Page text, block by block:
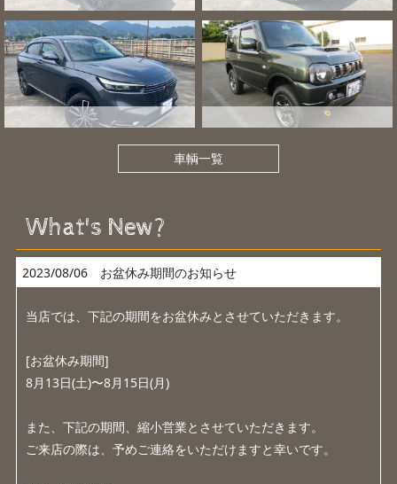
車輌一覧
What's New?
2023/08/06 お盆休み期間のお知らせ
当店では、下記の期間をお盆休みとさせていただきます。
[お盆休み期間]
8月13日(土)〜8月15日(月)
また、下記の期間、縮小営業とさせていただきます。
ご来店の際は、予めご連絡をいただけますと幸いです。